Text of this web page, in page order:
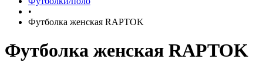
•
Футболка женская RAPTOK
Футболка женская RAPTOK